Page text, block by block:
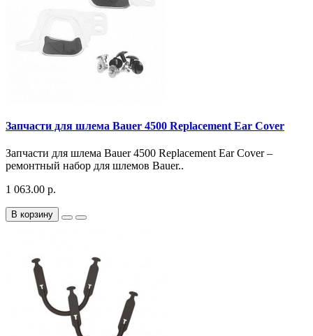
Запчасти для шлема Bauer 4500 Replacement Ear Cover
Запчасти для шлема Bauer 4500 Replacement Ear Cover –
ремонтный набор для шлемов Bauer..
1 063.00 р.
В корзину